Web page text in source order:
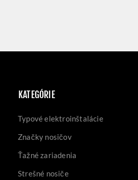
KATEGÓRIE
Typové elektroinštalácie
Značky nosičov
Ťažné zariadenia
Strešné nosiče